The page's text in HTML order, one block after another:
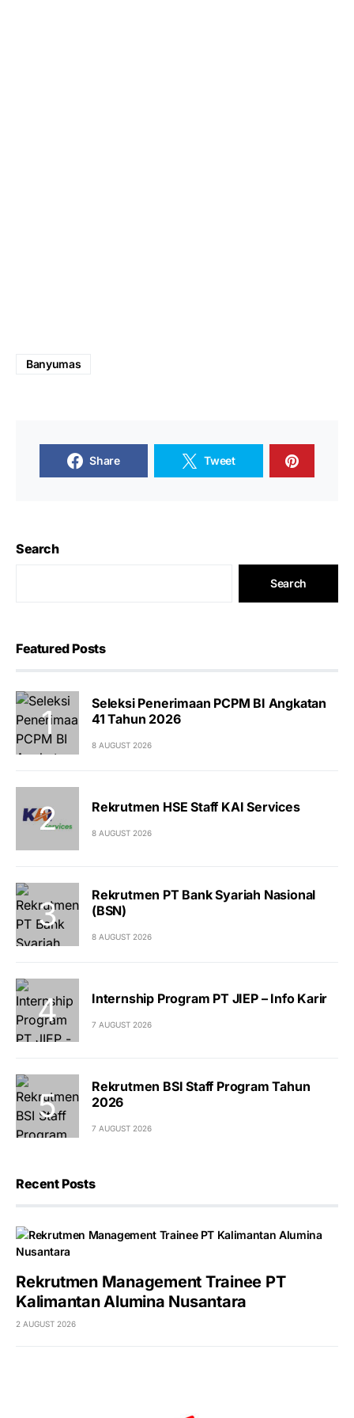
Banyumas
Share Tweet
Search
Search
Featured Posts
Seleksi Penerimaan PCPM BI Angkatan
41 Tahun 2026
8 AUGUST 2026
Rekrutmen HSE Staff KAI Services
8 AUGUST 2026
Rekrutmen PT Bank Syariah Nasional
(BSN)
8 AUGUST 2026
Internship Program PT JIEP – Info Karir
7 AUGUST 2026
Rekrutmen BSI Staff Program Tahun
2026
7 AUGUST 2026
Recent Posts
Rekrutmen Management Trainee PT
Kalimantan Alumina Nusantara
2 AUGUST 2026